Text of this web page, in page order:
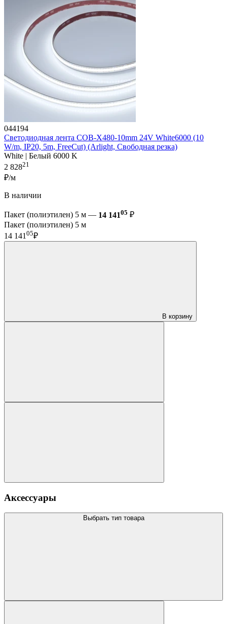
044194
Светодиодная лента COB-X480-10mm 24V White6000 (10
W/m, IP20, 5m, FreeCut) (Arlight, Свободная резка)
White | Белый 6000 K
2 82821
₽/м
В наличии
Пакет (полиэтилен) 5 м — 14 14105 ₽
Пакет (полиэтилен) 5 м
14 141 05₽
В корзину
Аксессуары
Выбрать тип товара